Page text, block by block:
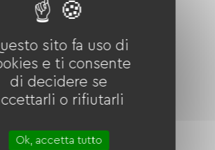
sito fa uso di
e ti consente
di decidere se
o rifiutarli
Ok, accetta tutto